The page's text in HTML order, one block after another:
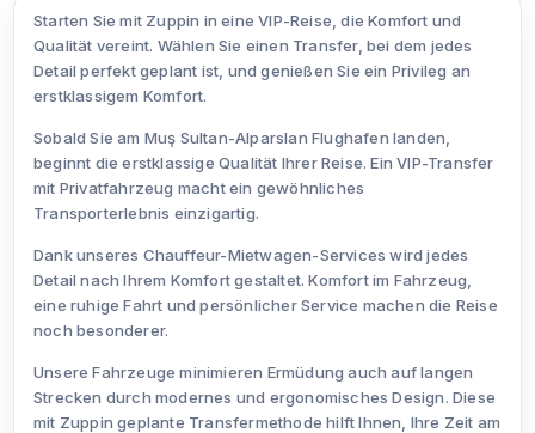
Starten Sie mit Zuppin in eine VIP-Reise, die Komfort und
Qualität vereint. Wählen Sie einen Transfer, bei dem jedes
Detail perfekt geplant ist, und genießen Sie ein Privileg an
erstklassigem Komfort.
Sobald Sie am Muş Sultan-Alparslan Flughafen landen,
beginnt die erstklassige Qualität Ihrer Reise. Ein VIP-Transfer
mit Privatfahrzeug macht ein gewöhnliches
Transporterlebnis einzigartig.
Dank unseres Chauffeur-Mietwagen-Services wird jedes
Detail nach Ihrem Komfort gestaltet. Komfort im Fahrzeug,
eine ruhige Fahrt und persönlicher Service machen die Reise
noch besonderer.
Unsere Fahrzeuge minimieren Ermüdung auch auf langen
Strecken durch modernes und ergonomisches Design. Diese
mit Zuppin geplante Transfermethode hilft Ihnen, Ihre Zeit am